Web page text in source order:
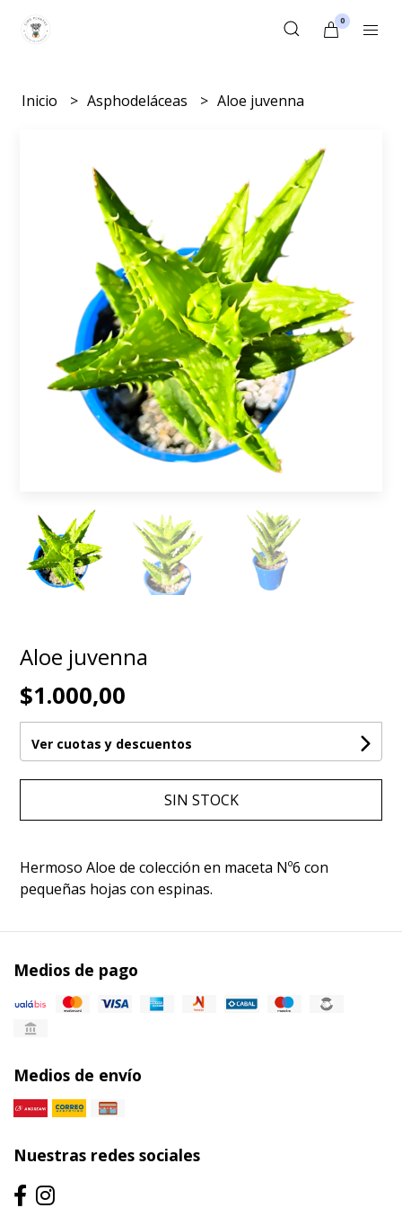
0
Inicio Asphodeláceas Aloe juvenna
Aloe juvenna
$1.000,00
Ver cuotas y descuentos
SIN STOCK
Hermoso Aloe de colección en maceta Nº6 con
pequeñas hojas con espinas.
Medios de pago
Medios de envío
Nuestras redes sociales